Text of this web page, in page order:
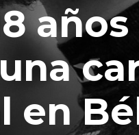
en